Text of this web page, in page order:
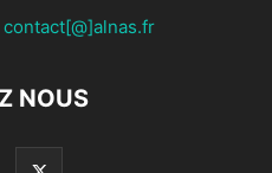
contact[@]alnas.fr
NOUS